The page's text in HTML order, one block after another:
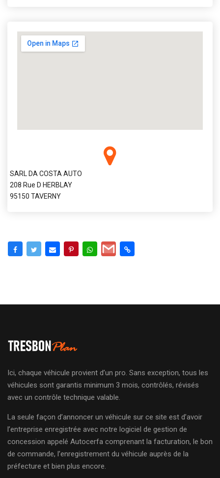
SARL DA COSTA AUTO
208 Rue D HERBLAY
95150 TAVERNY
Ici, chaque véhicule provient d’un pro. Sans exception, tous les
véhicules sont garantis minimum 3 mois, contrôlés, révisés
avec un contrôle technique valable.
La seule façon d’annoncer un véhicule sur ce site est d’avoir
l’entreprise enregistrée avec notre logiciel de gestion de
concession appelé Autocerfa comprenant la facturation, le bon
de commande, l’enregistrement du véhicule auprès de la
préfecture et bien plus encore.